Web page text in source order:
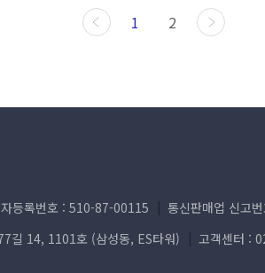
1 2
등록번호 : 510-87-00115
통신판매업 신고
길 14, 1101호 (삼성동, ES타워) 고객센터 :